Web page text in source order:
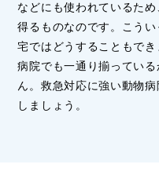
などにも使われているた
得るものなのです。こう
宅ではどうすることもで
病院でも一通り揃ってい
ん。救急対応に強い動物
しましょう。